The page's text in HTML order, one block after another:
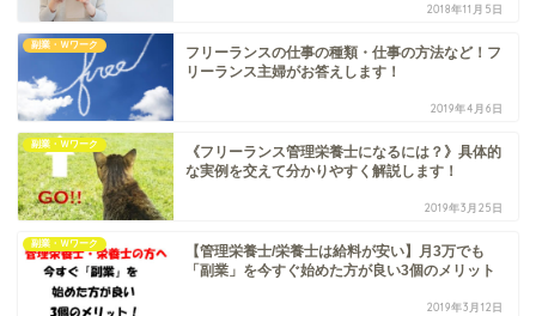
2018年11月5日
副業・Ｗワーク
フリーランスの仕事の種類・仕事の方法など！フ
リーランス主婦がお答えします！
2019年4月6日
副業・Ｗワーク
《フリーランス管理栄養士になるには？》具体的
な実例を交えて分かりやすく解説します！
2019年3月25日
副業・Ｗワーク
【管理栄養士/栄養士は給料が安い】月3万でも
「副業」を今すぐ始めた方が良い3個のメリット
2019年3月12日